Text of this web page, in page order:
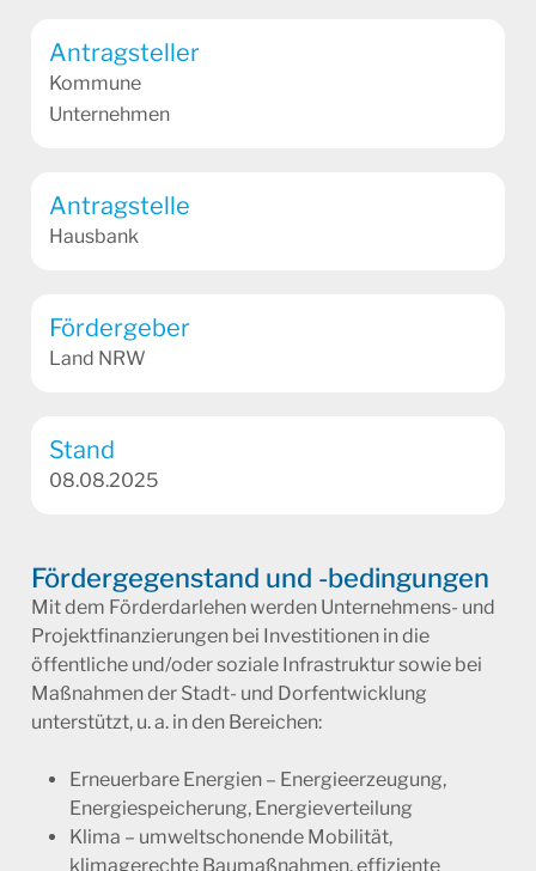
Fördergegenstand und -bedingungen
Mit dem Förderdarlehen werden Unternehmens- und
Projektfinanzierungen bei Investitionen in die
öffentliche und/oder soziale Infrastruktur sowie bei
Maßnahmen der Stadt- und Dorfentwicklung
unterstützt, u. a. in den Bereichen:
Erneuerbare Energien – Energieerzeugung,
Energiespeicherung, Energieverteilung
Klima – umweltschonende Mobilität,
klimagerechte Baumaßnahmen, effiziente
Antragsteller
Kommune
Unternehmen
Antragstelle
Hausbank
Fördergeber
Land NRW
Stand
08.08.2025